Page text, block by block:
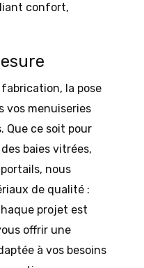
confort,
la pose
vos menuiseries
Que ce soit pour
baies vitrées,
nous
de qualité :
projet est
offrir une
à vos besoins